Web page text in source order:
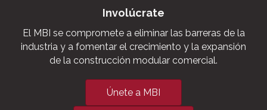
Involúcrate
El MBI se compromete a eliminar las barreras de la
industria y a fomentar el crecimiento y la expansión
de la construcción modular comercial.
Únete a MBI